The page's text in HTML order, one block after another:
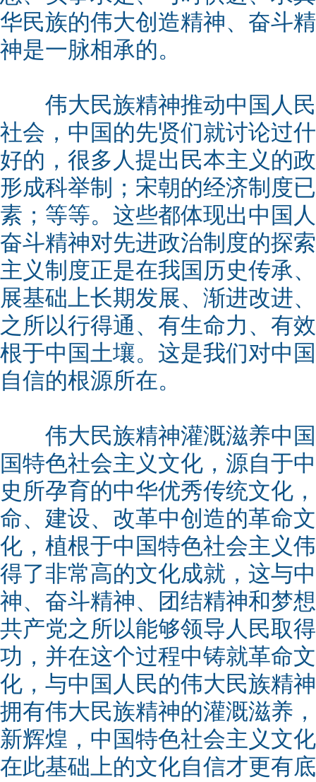
华民族的伟大创造精神、奋斗
神是一脉相承的。
伟大民族精神推动中国人民
社会，中国的先贤们就讨论过
好的，很多人提出民本主义的
形成科举制；宋朝的经济制度
素；等等。这些都体现出中国
奋斗精神对先进政治制度的探
主义制度正是在我国历史传承
展基础上长期发展、渐进改进
之所以行得通、有生命力、有
根于中国土壤。这是我们对中
自信的根源所在。
伟大民族精神灌溉滋养中国
国特色社会主义文化，源自于
史所孕育的中华优秀传统文化
命、建设、改革中创造的革命
化，植根于中国特色社会主义
得了非常高的文化成就，这与
神、奋斗精神、团结精神和梦
共产党之所以能够领导人民取
功，并在这个过程中铸就革命
化，与中国人民的伟大民族精
拥有伟大民族精神的灌溉滋养
新辉煌，中国特色社会主义文
在此基础上的文化自信才更有